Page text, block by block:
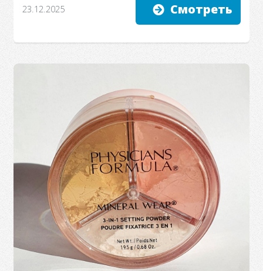
23.12.2025 Смотреть